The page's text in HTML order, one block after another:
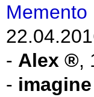
Memento
- Alex ,
- imagine